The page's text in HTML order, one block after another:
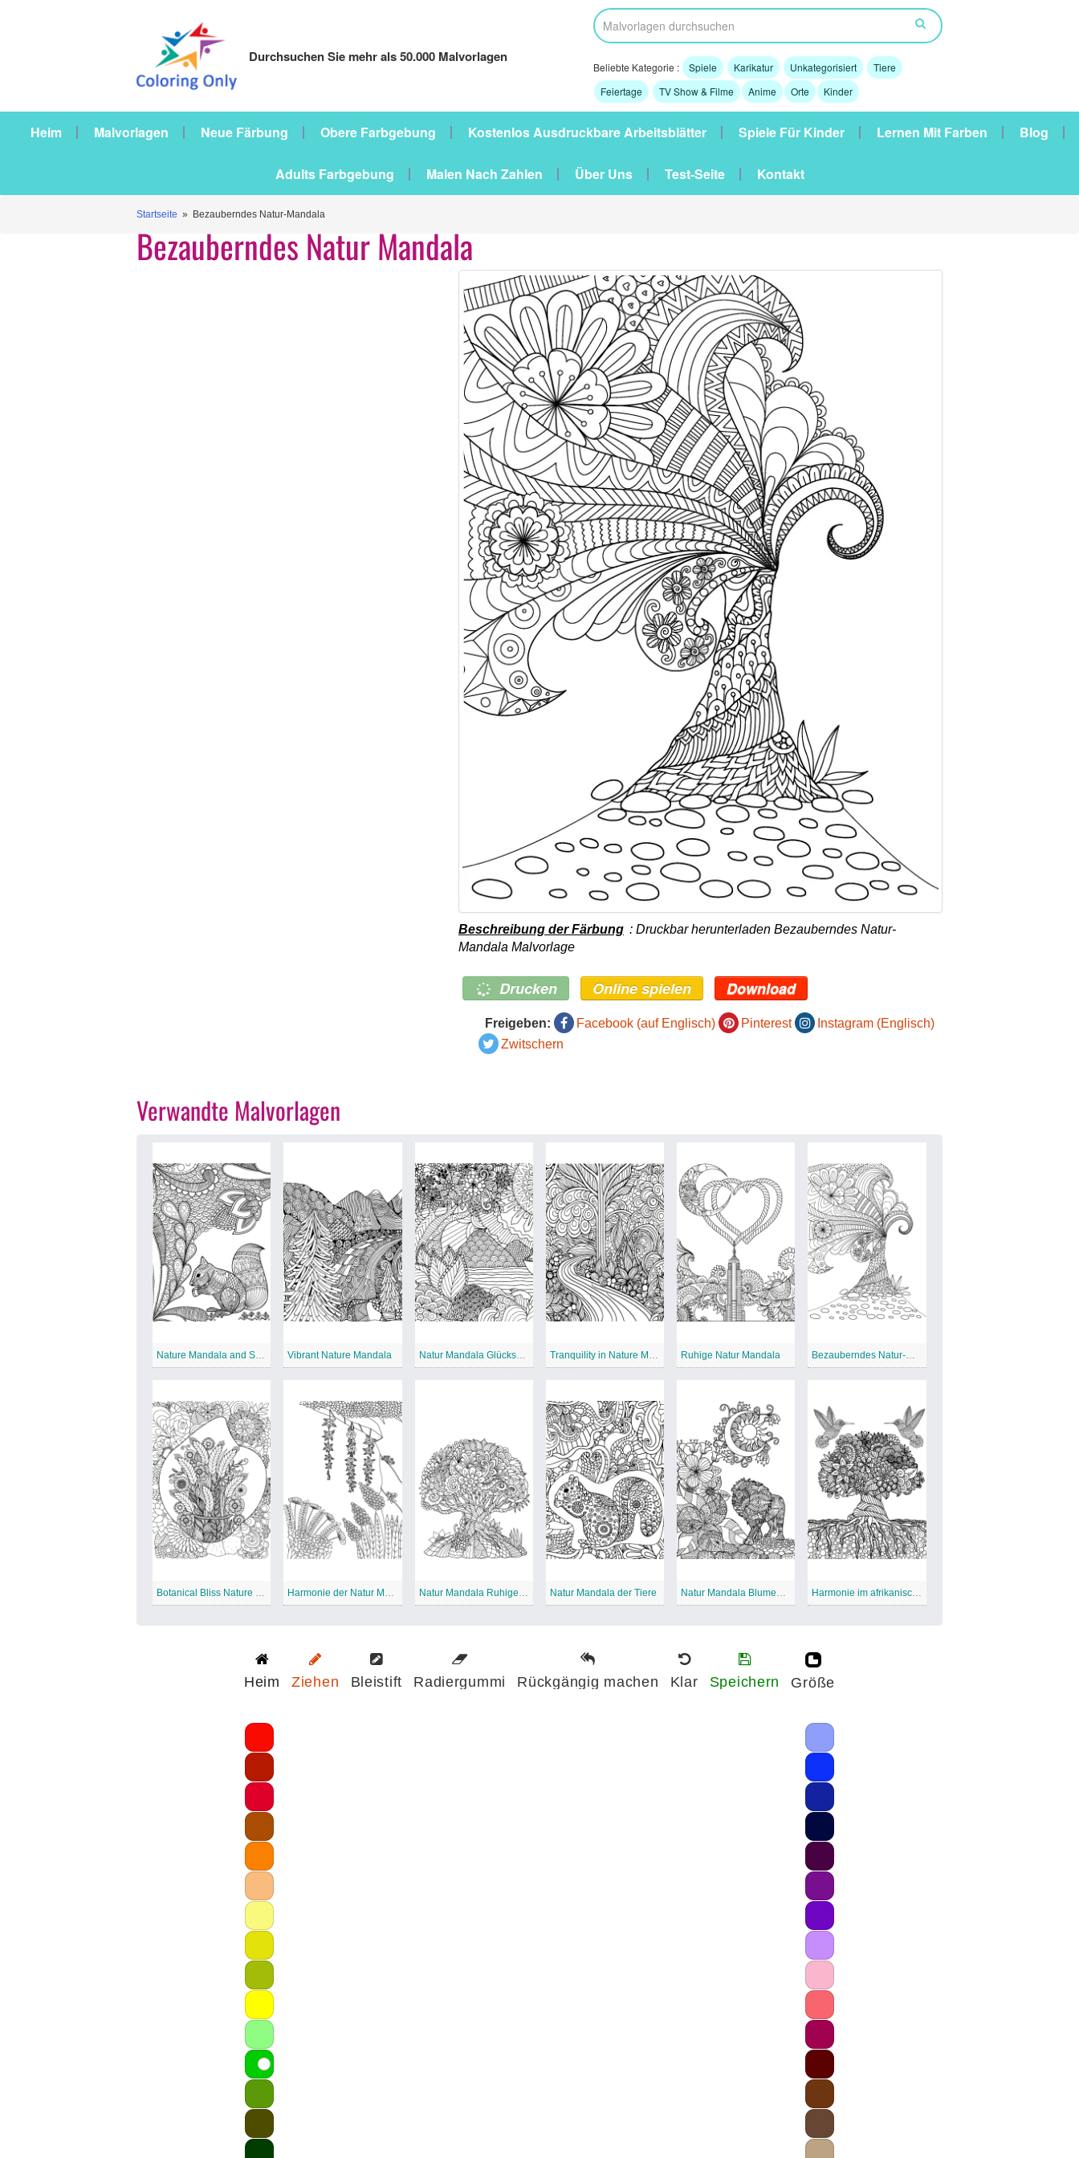
Durchsuchen Sie mehr als 50.000 Malvorlagen
Beliebte Kategorie : Spiele Karikatur Unkategorisiert
Tiere
Feiertage
TV Show & Filme Anime Orte Kinder
Heim Malvorlagen Neue Färbung Obere Farbgebung Kostenlos Ausdruckbare Arbeitsblätter Spiele Für Kinder Lernen Mit Farben Blog
Adults Farbgebung Malen Nach Zahlen Über Uns Test-Seite Kontakt
Startseite » Bezauberndes Natur-Mandala
Bezauberndes Natur Mandala
Beschreibung der Färbung : Druckbar herunterladen Bezauberndes Natur-
Mandala Malvorlage
Drucken Online spielen Download
Freigeben: Facebook (auf Englisch) Pinterest
Instagram (Englisch)
Zwitschern
Verwandte Malvorlagen
Vibrant Nature Mandala Natur Mandala Glückselige Natur Ruhige Natur Mandala
Natur Mandala der Tiere
Heim Ziehen Bleistift Radiergummi Rückgängig machen Klar Speichern Größe